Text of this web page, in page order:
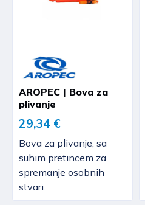
AROPEC | Bova za
plivanje
29,34 €
Bova za plivanje, sa
suhim pretincem za
spremanje osobnih
stvari.